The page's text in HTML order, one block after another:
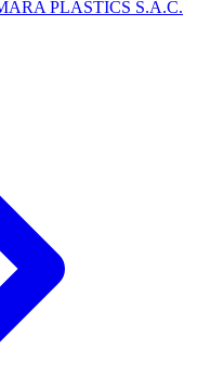
PLASTICS S.A.C.